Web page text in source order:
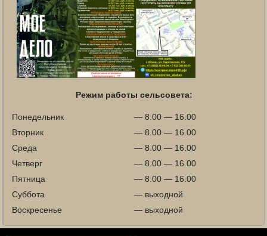
Режим работы сельсовета:
Понедельник
— 8.00 — 16.00
Вторник
— 8.00 — 16.00
Среда
— 8.00 — 16.00
Четверг
— 8.00 — 16.00
Пятница
— 8.00 — 16.00
Суббота
— выходной
Воскресенье
— выходной